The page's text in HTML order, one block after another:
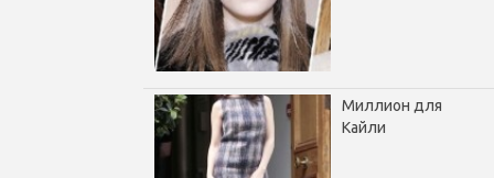
Миллион для
Кайли